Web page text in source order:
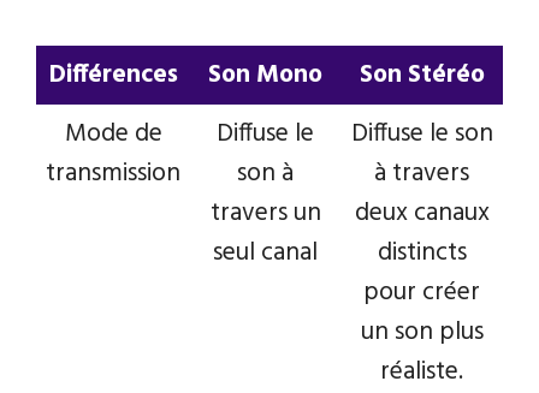
Différences Son Mono
Son Stéréo
Différences
Son Mono Son Stéréo
Mode de
transmission
Diffuse le
son à
travers un
seul canal
Diffuse le son
à travers
deux canaux
distincts
pour créer
un son plus
réaliste.